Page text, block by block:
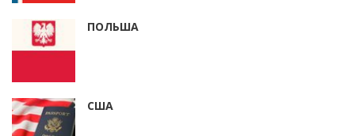
ПОЛЬША
США